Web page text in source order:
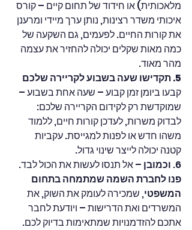
מלאכותית) או חידוד של תחום קיים – קורס
איכותי משדר רצינות, נותן ערך מיידי ומרענן
את קורות החיים. לפעמים, גם השקעה של
כמה מאות שקלים יכולה להחזיר את עצמה
מהר מאוד.
5. תקדישו שעה בשבוע לקריירה שלכם
קבעו ביומן זמן קבוע – שעה אחת בשבוע –
שמוקדשת רק לקידום הקריירה שלכם:
לבדוק משרות, לעדכן קורות חיים, ללמוד
משהו חדש או לפנות למגייסת. עקביות
קטנה יכולה לייצר שינוי גדול.
6. וכמובן – אל תנסו לעשות את הכול לבד.
פנו לחברת השמה שמתמחה בתחום
המשפטי, שמכירה לעומק את השוק, את
המשרדים ואת הדרישות – ויודעת לחבר
אתכם להזדמנויות שמתאימות בדיוק לכם.